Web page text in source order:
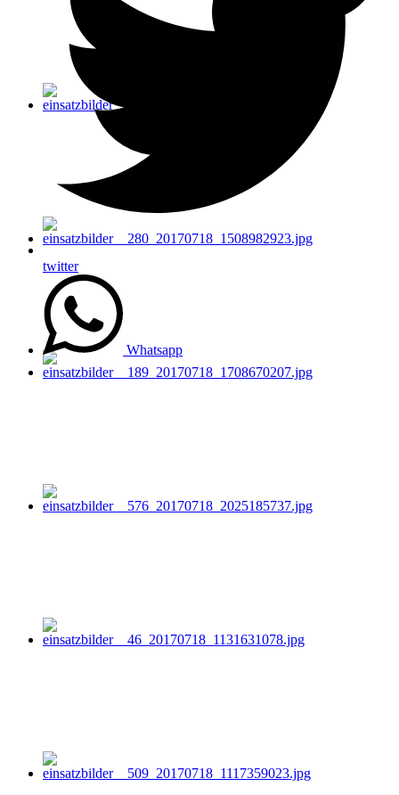
twitter
Whatsapp